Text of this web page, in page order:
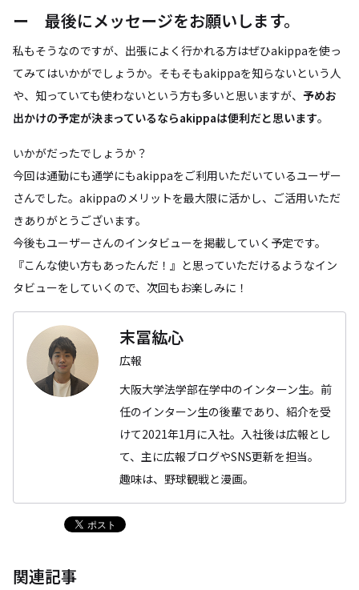
ー 最後にメッセージをお願いします。
私もそうなのですが、出張によく行かれる方はぜひakippaを使っ
てみてはいかがでしょうか。そもそもakippaを知らないという人
や、知っていても使わないという方も多いと思いますが、 予めお
出かけの予定が決まっているならakippaは便利だと思います。
いかがだったでしょうか？
今回は通勤にも通学にもakippaをご利用いただいているユーザー
さんでした。akippaのメリットを最大限に活かし、ご活用いただ
きありがとうございます。
今後もユーザーさんのインタビューを掲載していく予定です。
『こんな使い方もあったんだ！』と思っていただけるようなイン
タビューをしていくので、次回もお楽しみに！
末冨紘心
広報
大阪大学法学部在学中のインターン生。前
任のインターン生の後輩であり、紹介を受
けて2021年1月に入社。入社後は広報とし
て、主に広報ブログやSNS更新を担当。
趣味は、野球観戦と漫画。
関連記事